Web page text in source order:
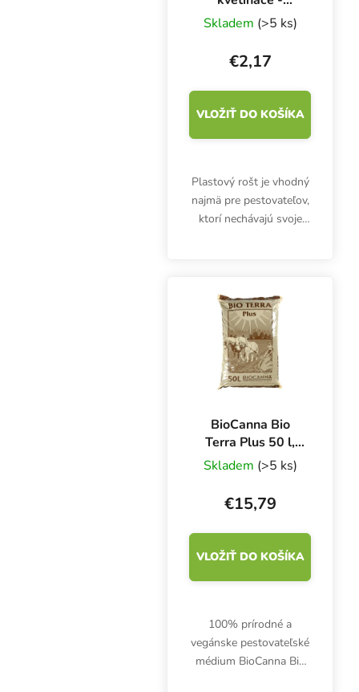
26x26x4,5 cm -
vystužený
Skladem (>5 ks)
€2,17
VLOŽIŤ DO KOŠÍKA
Plastový rošt je vhodný
najmä pre pestovateľov,
ktorí nechávajú svoje
BioCanna Bio
Terra Plus 50 l,
organický substrát
Skladem (>5 ks)
€15,79
VLOŽIŤ DO KOŠÍKA
100% prírodné a
vegánske pestovateľské
médium BioCanna Bio